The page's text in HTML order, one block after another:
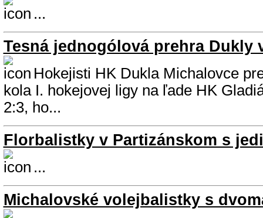
...
Tesná jednogólová prehra Dukly
Hokejisti HK Dukla Michalovce
kola I. hokejovej ligy na ľade HK
2:3, ho...
Florbalistky v Partizánskom s
...
Michalovské volejbalistky s